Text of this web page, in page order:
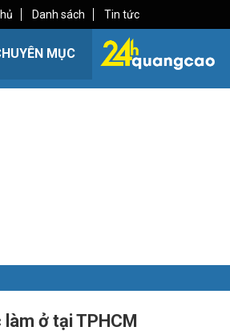
Danh sách Tin tức
MỤC
ở tại TPHCM